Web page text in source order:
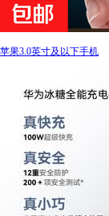
苹果3.0英寸及以下手机